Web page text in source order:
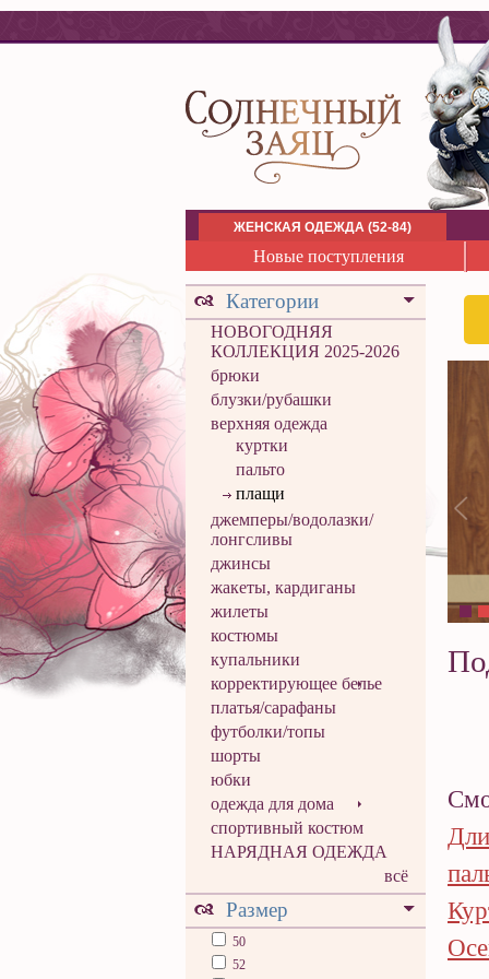
ЖЕНСКАЯ ОДЕЖДА (52-84)
Новые поступления
Категории
НОВОГОДНЯЯ
КОЛЛЕКЦИЯ 2025-2026
брюки
блузки/рубашки
верхняя одежда
куртки
пальто
плащи
джемперы/водолазки/
лонгсливы
джинсы
жакеты, кардиганы
жилеты
костюмы
купальники
корректирующее белье
платья/сарафаны
футболки/топы
шорты
юбки
одежда для дома
спортивный костюм
НАРЯДНАЯ ОДЕЖДА
всё
Размер
50
52